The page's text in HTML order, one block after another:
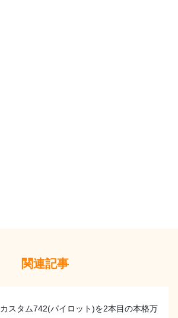
関連記事
カスタム742(パイロット)を2本目の本格万